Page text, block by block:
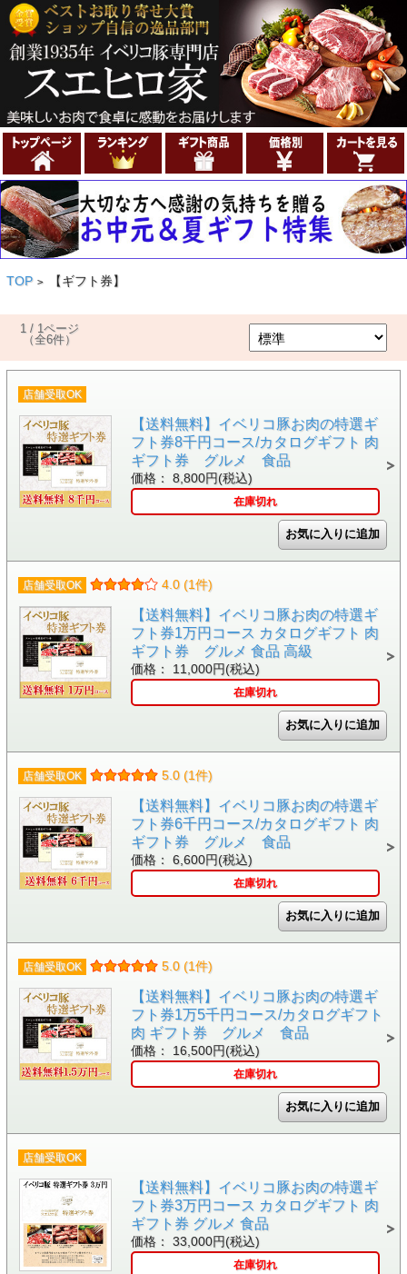
TOP > 【ギフト券】
1 / 1ページ
（全6件）
店舗受取OK
【送料無料】イベリコ豚お肉の特選ギ
フト券8千円コース/カタログギフト 肉
ギフト券 グルメ 食品
価格： 8,800円(税込)
在庫切れ
店舗受取OK 4.0 (1件)
【送料無料】イベリコ豚お肉の特選ギ
フト券1万円コース カタログギフト 肉
ギフト券 グルメ 食品 高級
価格： 11,000円(税込)
在庫切れ
店舗受取OK 5.0 (1件)
【送料無料】イベリコ豚お肉の特選ギ
フト券6千円コース/カタログギフト 肉
ギフト券 グルメ 食品
価格： 6,600円(税込)
在庫切れ
店舗受取OK 5.0 (1件)
【送料無料】イベリコ豚お肉の特選ギ
フト券1万5千円コース/カタログギフト
肉 ギフト券 グルメ 食品
価格： 16,500円(税込)
在庫切れ
店舗受取OK
【送料無料】イベリコ豚お肉の特選ギ
フト券3万円コース カタログギフト 肉
ギフト券 グルメ 食品
価格： 33,000円(税込)
在庫切れ